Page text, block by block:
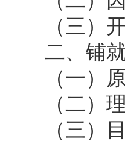
（三）
二、铺
（一）
（二）
（三）